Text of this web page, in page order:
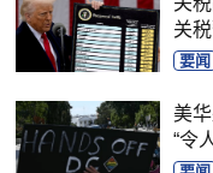
关
要闻
美
“令